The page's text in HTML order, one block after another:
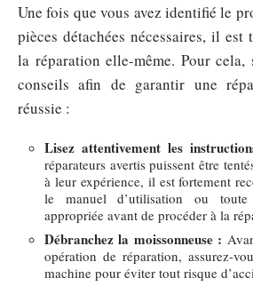
Une fois que vous avez identifié le
pièces détachées nécessaires, il est
la réparation elle-même. Pour cela,
conseils afin de garantir une
réussie :
Lisez attentivement les
réparateurs avertis puissent être
à leur expérience, il est fortement
le manuel d’utilisation ou toute
appropriée avant de procéder à la
Débranchez la moissonneuse :
opération de réparation, assurez-
machine pour éviter tout risque